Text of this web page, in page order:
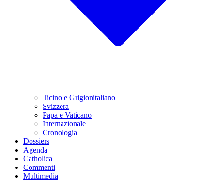
Ticino e Grigionitaliano
Svizzera
Papa e Vaticano
Internazionale
Cronologia
Dossiers
Agenda
Catholica
Commenti
Multimedia